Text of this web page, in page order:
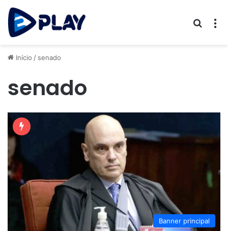
Início / senado
senado
Banner principal